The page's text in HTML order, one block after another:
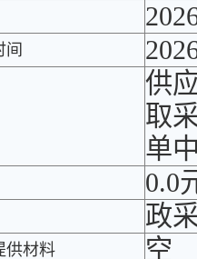
供
取
单
0.0
政
供材料 空